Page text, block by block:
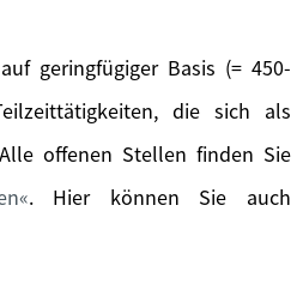
geringfügiger Basis (= 450-
die sich als
offenen Stellen finden Sie
. Hier können Sie auch